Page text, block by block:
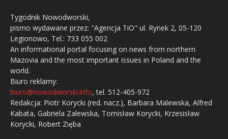
Tygodnik Nowodworski,
pismo wydawane przez: "Agencja TiO" ul. Rynek 2, 05-120
Legionowo, Tel.: 733 055 002
An informational portal focusing on news from northern
Mazovia and the most important issues in Poland and the
world.
Biuro reklamy:
biuro@nowodworski.info, tel. 512-405-972
Redakcja: Piotr Korycki (red. nacz.), Barbara Malewska, Alfred
Kabata, Gabriela Zalewska, Tomisław Korycki, Krzesisław
Korycki, Robert Zięba